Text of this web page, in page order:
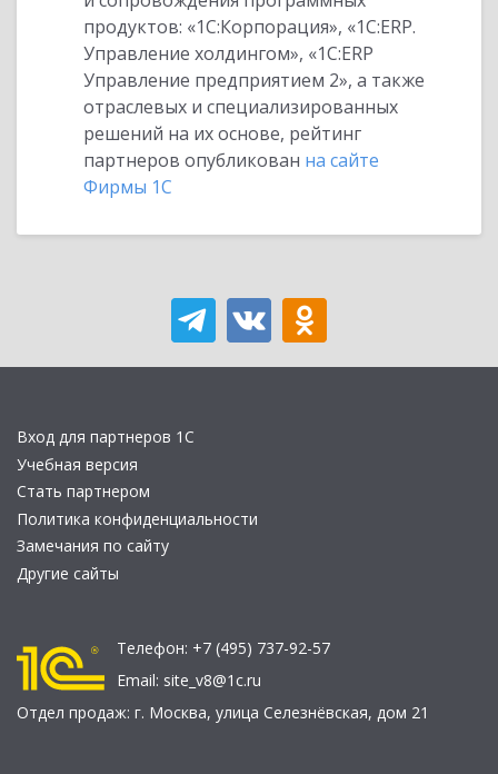
продуктов: «1С:Корпорация», «1С:ERP.
Управление холдингом», «1С:ERP
Управление предприятием 2», а также
отраслевых и специализированных
решений на их основе, рейтинг
партнеров опубликован на сайте
Фирмы 1С
Вход для партнеров 1С
Учебная версия
Стать партнером
Политика конфиденциальности
Замечания по сайту
Другие сайты
Телефон: +7 (495) 737-92-57
Email: site_v8@1c.ru
Отдел продаж: г. Москва, улица Селезнёвская, дом 21